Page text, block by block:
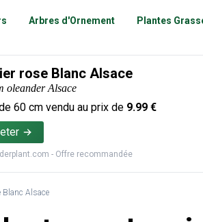
Arbres d'Ornement Plantes
rose Blanc Alsace
oleander Alsace
60 cm vendu au prix de 9.99 €
- Offre recommandée
Blanc Alsace